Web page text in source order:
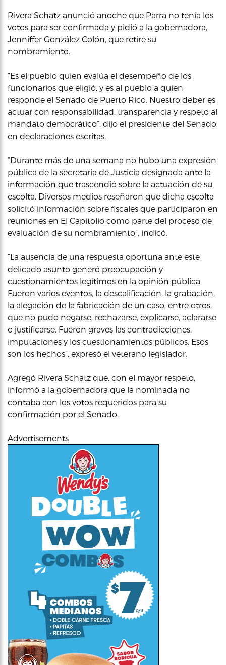
Rivera Schatz anunció anoche que Parra no tenía los
votos para ser confirmada y pidió a la gobernadora,
Jenniffer González Colón, que retire su
nombramiento.
“Es el pueblo quien evalúa el desempeño de los
funcionarios que eligió, y es al pueblo a quien
responde el Senado de Puerto Rico. Nuestro deber es
actuar con responsabilidad, transparencia y respeto al
mandato democrático”, dijo el presidente del Senado
en declaraciones escritas.
“Durante más de una semana no hubo una expresión
pública de la secretaria de Justicia designada ante la
información que trascendió sobre la actuación de su
escolta. Diversos medios reseñaron que dicha escolta
solicitó información sobre fiscales que participaron en
reuniones en El Capitolio como parte del proceso de
evaluación de su nombramiento”, indicó.
“La ausencia de una respuesta oportuna ante este
delicado asunto generó preocupación y
cuestionamientos legítimos en la opinión pública.
Fueron varios eventos, la descalificación, la grabación,
la alegación de la fabricación de un caso, entre otros,
que no pudo negarse, rechazarse, explicarse, aclararse
o justificarse. Fueron graves las contradicciones,
imputaciones y los cuestionamientos públicos. Esos
son los hechos”, expresó el veterano legislador.
Agregó Rivera Schatz que, con el mayor respeto,
informó a la gobernadora que la nominada no
contaba con los votos requeridos para su
confirmación por el Senado.
Advertisements